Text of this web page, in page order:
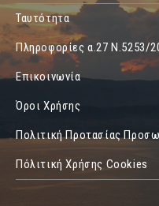
Ταυτότητα
Πληροφορίες α.27 Ν.5253/
Επικοινωνία
Όροι Χρήσης
Πολιτική Προτασίας
Πόλιτική Χρήσης Cookies